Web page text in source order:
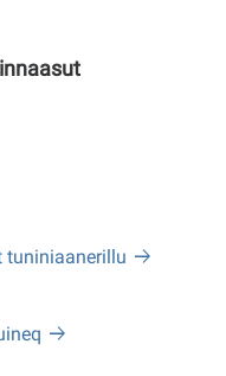
tuniniaanerillu